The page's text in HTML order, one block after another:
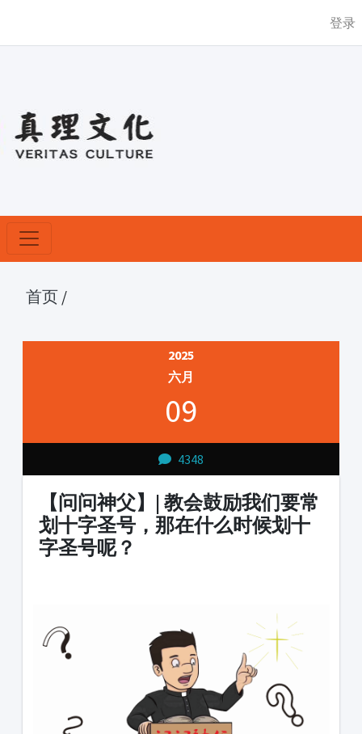
登录
首页 /
2025
六月
09
4348
【问问神父】| 教会鼓励我们要常
划十字圣号，那在什么时候划十
字圣号呢？